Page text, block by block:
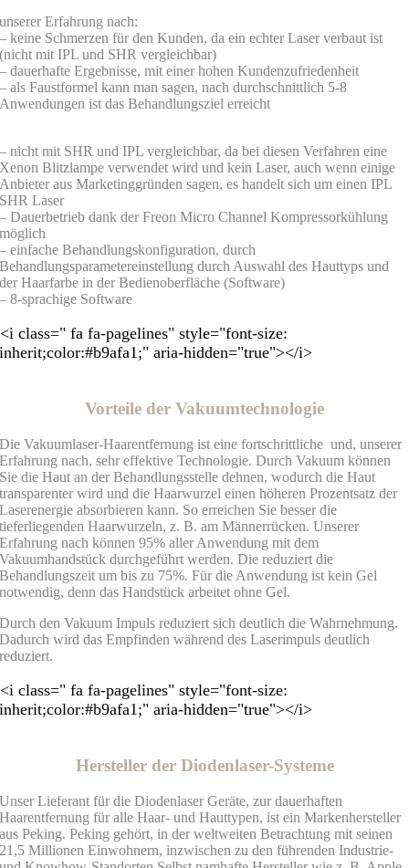
unserer Erfahrung nach:
– keine Schmerzen für den Kunden, da ein echter Laser verbaut ist
(nicht mit IPL und SHR vergleichbar)
– dauerhafte Ergebnisse, mit einer hohen Kundenzufriedenheit
– als Faustformel kann man sagen, nach durchschnittlich 5-8
Anwendungen ist das Behandlungsziel erreicht
– nicht mit SHR und IPL vergleichbar, da bei diesen Verfahren eine
Xenon Blitzlampe verwendet wird und kein Laser, auch wenn einige
Anbieter aus Marketinggründen sagen, es handelt sich um einen IPL
SHR Laser
– Dauerbetrieb dank der Freon Micro Channel Kompressorkühlung
möglich
– einfache Behandlungskonfiguration, durch
Behandlungsparametereinstellung durch Auswahl des Hauttyps und
der Haarfarbe in der Bedienoberfläche (Software)
– 8-sprachige Software
<i class=" fa fa-pagelines" style="font-size:
inherit;color:#b9afa1;" aria-hidden="true"></i>
Vorteile der Vakuumtechnologie
Die Vakuumlaser-Haarentfernung ist eine fortschrittliche und, unserer
Erfahrung nach, sehr effektive Technologie. Durch Vakuum können
Sie die Haut an der Behandlungsstelle dehnen, wodurch die Haut
transparenter wird und die Haarwurzel einen höheren Prozentsatz der
Laserenergie absorbieren kann. So erreichen Sie besser die
tieferliegenden Haarwurzeln, z. B. am Männerrücken. Unserer
Erfahrung nach können 95% aller Anwendung mit dem
Vakuumhandstück durchgeführt werden. Die reduziert die
Behandlungszeit um bis zu 75%. Für die Anwendung ist kein Gel
notwendig, denn das Handstück arbeitet ohne Gel.
Durch den Vakuum Impuls reduziert sich deutlich die Wahrnehmung.
Dadurch wird das Empfinden während des Laserimpuls deutlich
reduziert.
<i class=" fa fa-pagelines" style="font-size:
inherit;color:#b9afa1;" aria-hidden="true"></i>
Hersteller der Diodenlaser-Systeme
Unser Lieferant für die Diodenlaser Geräte, zur dauerhaften
Haarentfernung für alle Haar- und Hauttypen, ist ein Markenhersteller
aus Peking. Peking gehört, in der weltweiten Betrachtung mit seinen
21,5 Millionen Einwohnern, inzwischen zu den führenden Industrie-